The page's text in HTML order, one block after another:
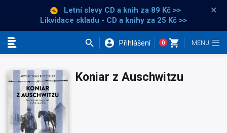
Letní slevy CD a knih za 89 Kč >>
Likvidace skladu - CD a knihy za 25 Kč >>
×
Přihlášení 0
Koniar z Auschwitzu